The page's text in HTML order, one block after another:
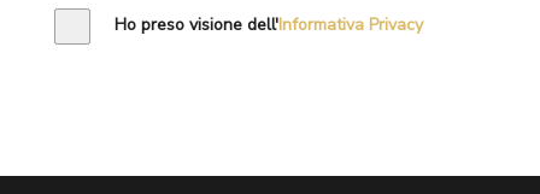
Ho preso visione dell'Informativa Privacy